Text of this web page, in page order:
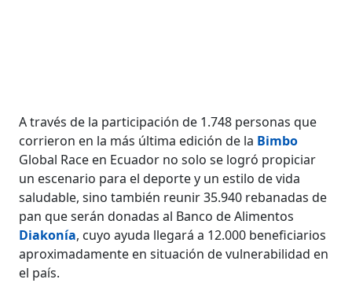
A través de la participación de 1.748 personas que
corrieron en la más última edición de la Bimbo
Global Race en Ecuador no solo se logró propiciar
un escenario para el deporte y un estilo de vida
saludable, sino también reunir 35.940 rebanadas de
pan que serán donadas al Banco de Alimentos
Diakonía, cuyo ayuda llegará a 12.000 beneficiarios
aproximadamente en situación de vulnerabilidad en
el país.